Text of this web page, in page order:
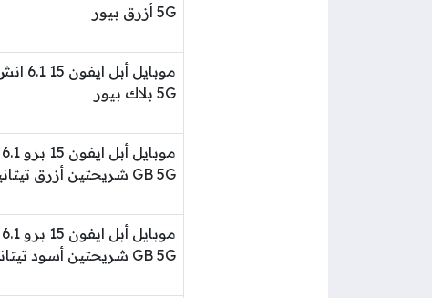
5G أزرق بيور
5G بلاك بيور
GB 5G شريحتين أزرق تيتانيوم
GB 5G شريحتين أسود تيتانيوم